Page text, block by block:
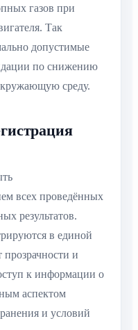
газов при
Так
допустимые
по снижению
среду.
всех проведённых
результатов.
в единой
прозрачности и
к информации о
аспектом
и условий